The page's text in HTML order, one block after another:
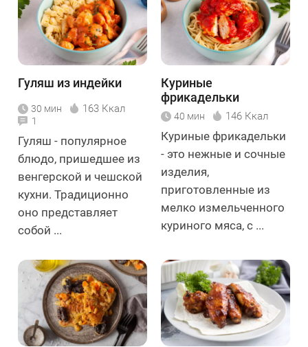
Гуляш из индейки
30 мин 163 Ккал
1
Гуляш - популярное
блюдо, пришедшее из
венгерской и чешской
кухни. Традиционно
оно представляет
собой ...
Куриные
фрикадельки
40 мин 146 Ккал
Куриные фрикадельки
- это нежные и сочные
изделия,
приготовленные из
мелко измельченного
куриного мяса, с ...